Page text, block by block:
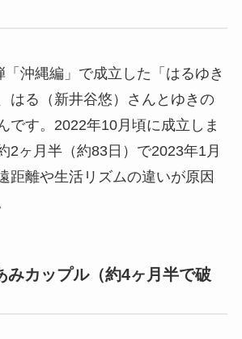
沖縄編」で成立した「はるゆき
はる（新井谷悠）さんとゆきの
です。2022年10月頃に成立しま
2ヶ月半（約83日）で2023年1月
距離や生活リズムの違いが原因
みカップル（約4ヶ月半で破